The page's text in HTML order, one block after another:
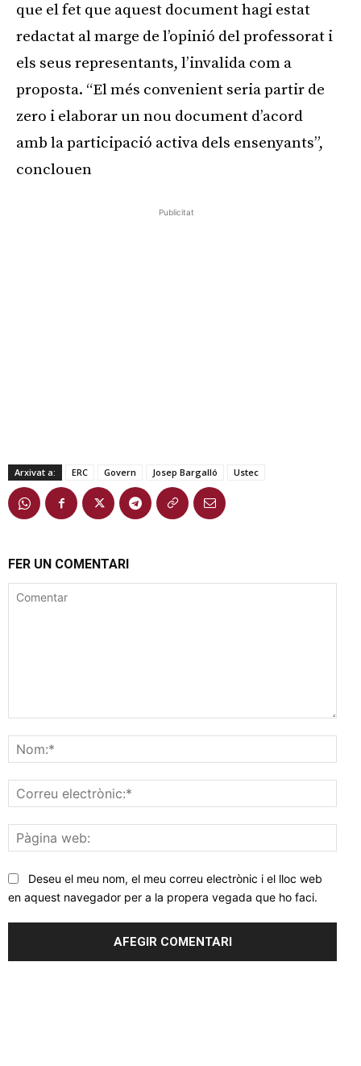
que el fet que aquest document hagi estat
redactat al marge de l’opinió del professorat i
els seus representants, l’invalida com a
proposta. “El més convenient seria partir de
zero i elaborar un nou document d’acord
amb la participació activa dels ensenyants”,
conclouen
Publicitat
Arxivat a: ERC Govern Josep Bargalló Ustec
FER UN COMENTARI
web:
Deseu el meu nom, el meu correu electrònic i el lloc web
en aquest navegador per a la propera vegada que ho faci.